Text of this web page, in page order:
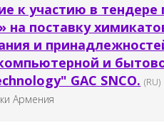
к участию в
поставку
и
и
GAC SNCO. (RU)
Армения